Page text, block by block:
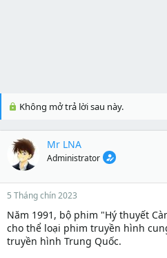
Không mở trả lời sau này.
Mr LNA
Administrator
5 Tháng chín 2023
Năm 1991, bộ phim "Hý thuyết
cho thể loại phim truyền hình
truyền hình Trung Quốc.